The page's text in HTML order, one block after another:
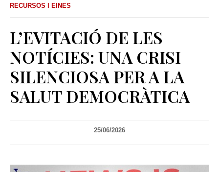
RECURSOS I EINES
L’EVITACIÓ DE LES
NOTÍCIES: UNA CRISI
SILENCIOSA PER A LA
SALUT DEMOCRÀTICA
25/06/2026